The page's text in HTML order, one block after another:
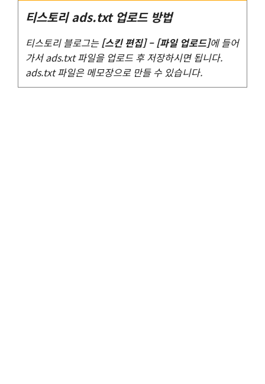
티스토리 ads.txt 업로드 방법
티스토리 블로그는[스킨 편집] – [파일 업로드]에 들어
가서 ads.txt 파일을 업로드 후 저장하시면 됩니다.
ads.txt 파일은 메모장으로 만들 수 있습니다.